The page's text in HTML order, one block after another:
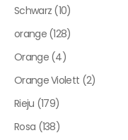
Schwarz (10)
orange (128)
Orange (4)
Orange Violett (2)
Rieju (179)
Rosa (138)